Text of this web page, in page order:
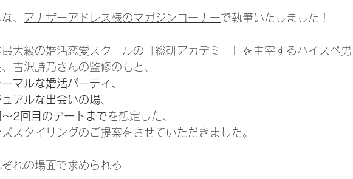
、 アナザーアドレス様のマガジンコーナーで執筆いたしました！
最大級の婚活恋愛スクールの「総研アカデミー」を主宰するハイスペ
吉沢詩乃さんの監修のもと、
マルな婚活パーティ、
アルな出会いの場、
〜2回目のデートまでを想定した、
ズスタイリングのご提案をさせていただきました。
ぞれの場面で求められる